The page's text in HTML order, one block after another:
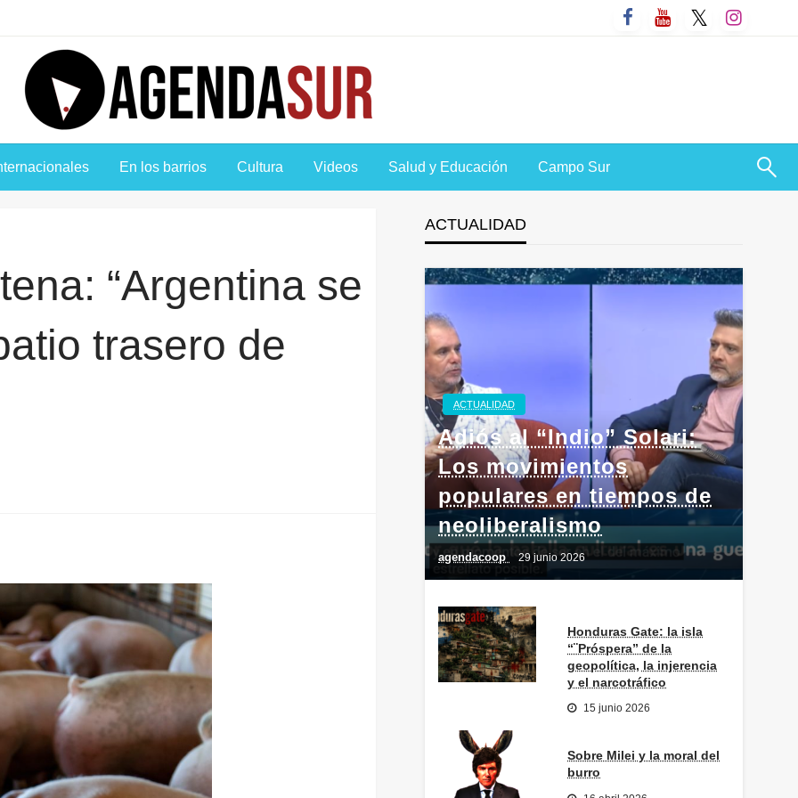
Agenda Sur
En los barrios Cultura Videos Salud y Educación Campo Sur
“Argentina se
trasero de
ACTUALIDAD
ACTUALIDAD
Adiós al “Indio” Solari:
Los movimientos
populares en tiempos de
neoliberalismo
agendacoop 29 junio 2026
Honduras Gate: la isla
“¨Próspera” de la
geopolítica, la injerencia
y el narcotráfico
15 junio 2026
Sobre Milei y la moral del
burro